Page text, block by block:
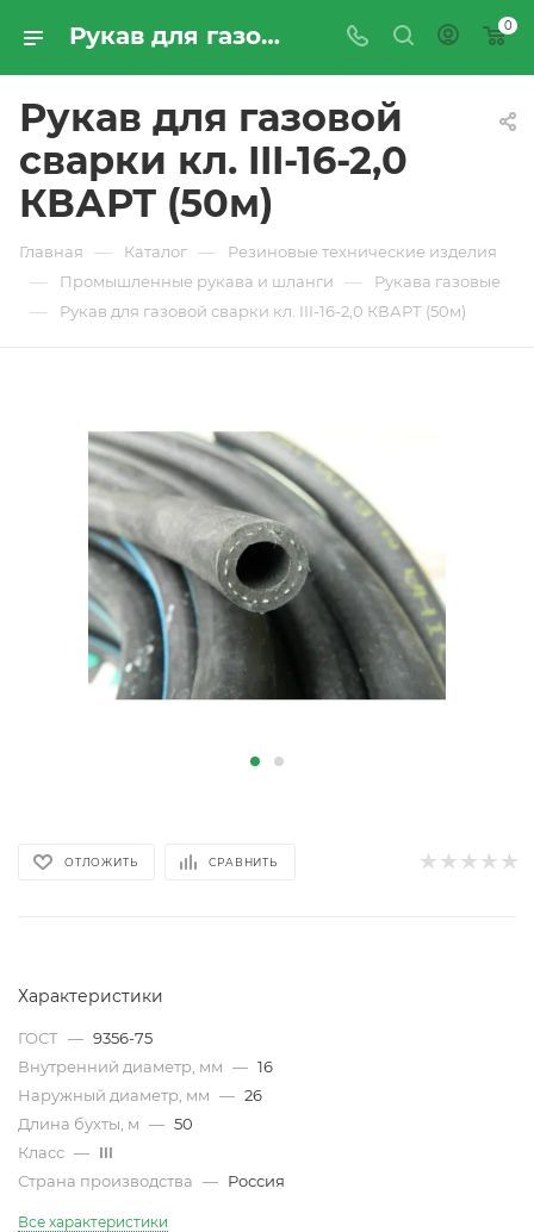
Рукав для газовой сварки кл. III-16-2,0 КВАРТ (50м) - купить по цене производителя с доставкой по Москве и России | ПРОМРЕСУРССЕРВИС 0
Рукав для газовой
сварки кл. III-16-2,0
КВАРТ (50м)
Главная — Каталог — Резиновые технические изделия
— Промышленные рукава и шланги — Рукава газовые
— Рукав для газовой сварки кл. III-16-2,0 КВАРТ (50м)
ОТЛОЖИТЬ СРАВНИТЬ
Характеристики
ГОСТ — 9356-75
Внутренний диаметр, мм — 16
Наружный диаметр, мм — 26
Длина бухты, м — 50
Класс — III
Страна производства — Россия
Все характеристики